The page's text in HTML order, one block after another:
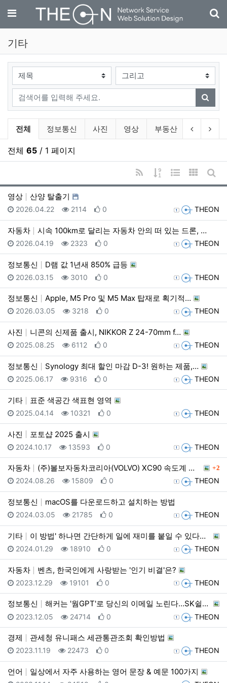
메뉴
기타
검색대상
검색어
검색
기타 분류 목록
전체 정보통신 사진 영상 부동산 자동차
이전 분류
다
전체 65 / 1 페이지
RSS
게시물 정렬
웹진 스타일
갤러리게
영상
산양 탈출기
등록자 THEON
등록일
2026.04.22 조회
2114 추천
0
자동차 시속 100km로 달리는 자동차 안의 떠 있는 드론, …
등록자 THEON
등록일
2026.04.19 조회
2323 추천
0
정보통신 D램 값 1년새 850% 급등
등록자 THEON
등록일
2026.03.15 조회
3010 추천
0
정보통신 Apple, M5 Pro 및 M5 Max 탑재로 획기적…
등록자 THEON
등록일
2026.03.05 조회
3218 추천
0
사진 니콘의 신제품 출시, NIKKOR Z 24-70mm f…
등록자 THEON
등록일
2025.08.25 조회
6112 추천
0
정보통신 Synology 최대 할인 마감 D-3! 원하는 제품,…
등록자 THEON
등록일
2025.06.17 조회
9316 추천
0
기타 표준 색공간 색표현 영역
등록자 THEON
등록일
2025.04.14 조회
10321 추천
0
사진 포토샵 2025 출시
등록자 THEON
등록일
2024.10.17 조회
13593 추천
0
자동차 (주)볼보자동차코리아(VOLVO) XC90 속도계 오… 댓글
2
등록자 THEON
등록일
2024.08.26 조회
15809 추천
0
정보통신 macOS를 다운로드하고 설치하는 방법
등록자 THEON
등록일
2024.03.05 조회
21785 추천
0
기타 이 방법' 하나면 간단하게 일에 재미를 붙일 수 있다고…
등록자 THEON
등록일
2024.01.29 조회
18910 추천
0
자동차 벤츠, 한국인에게 사랑받는 '인기 비결'은?
등록자 THEON
등록일
2023.12.29 조회
19101 추천
0
정보통신 해커는 '웜GPT'로 당신의 이메일 노린다…SK쉴더스가…
등록자 THEON
등록일
2023.12.05 조회
24714 추천
0
경제 관세청 유니패스 세관통관조회 확인방법
등록자 THEON
등록일
2023.11.19 조회
22473 추천
0
언어 일상에서 자주 사용하는 영어 문장 & 예문 100가지